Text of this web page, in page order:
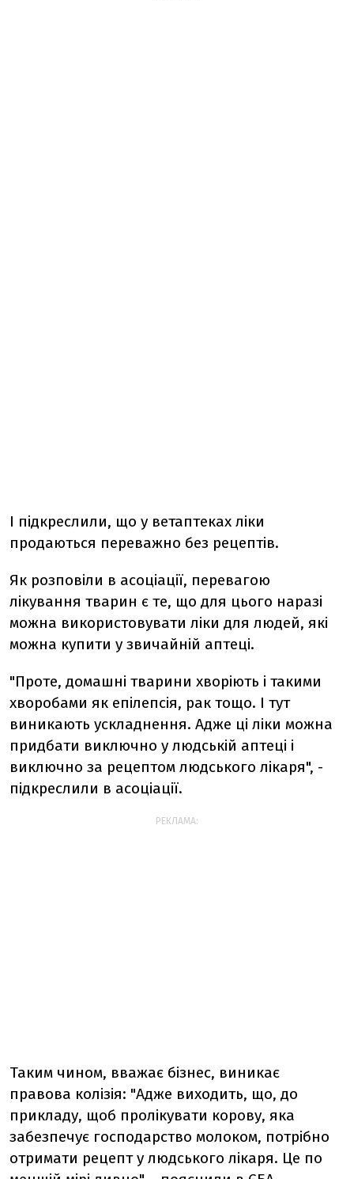
І підкреслили, що у ветаптеках ліки
продаються переважно без рецептів.
Як розповіли в асоціації, перевагою
лікування тварин є те, що для цього наразі
можна використовувати ліки для людей, які
можна купити у звичайній аптеці.
"Проте, домашні тварини хворіють і такими
хворобами як епілепсія, рак тощо. І тут
виникають ускладнення. Адже ці ліки можна
придбати виключно у людській аптеці і
виключно за рецептом людського лікаря", -
підкреслили в асоціації.
РЕКЛАМА:
Таким чином, вважає бізнес, виникає
правова колізія: "Адже виходить, що, до
прикладу, щоб пролікувати корову, яка
забезпечує господарство молоком, потрібно
отримати рецепт у людського лікаря. Це по